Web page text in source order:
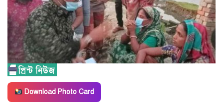
Download Photo Card